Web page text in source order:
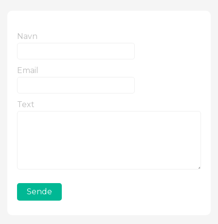
Navn
Email
Text
Sende